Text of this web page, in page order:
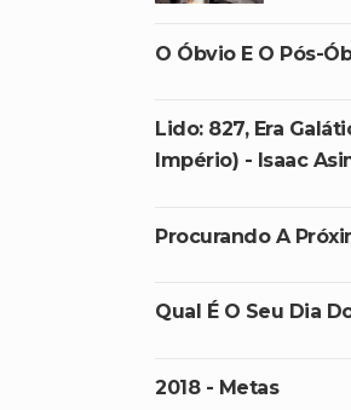
O Óbvio E O Pós-
Lido: 827, Era
Império) - Isaac
Procurando A
Qual É O Seu Dia
2018 - Metas